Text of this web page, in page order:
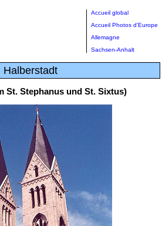
Accueil global
Accueil Photos d'Europe
Allemagne
Sachsen-Anhalt
Halberstadt
St. Stephanus und St. Sixtus)